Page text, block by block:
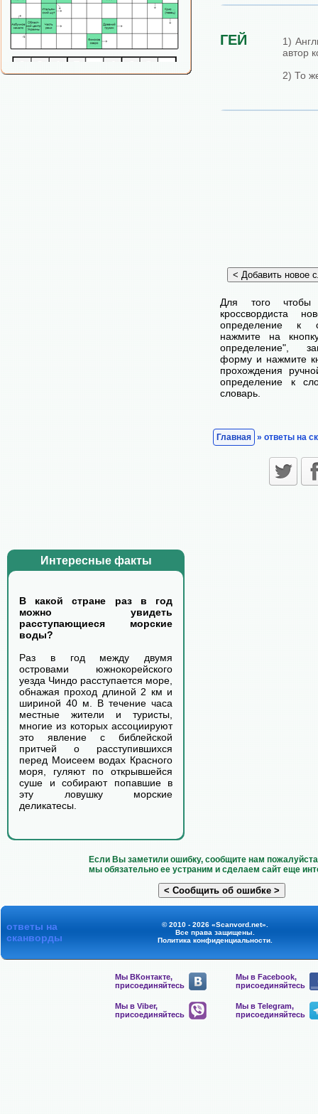
Интересные факты
В какой стране раз в год
можно увидеть
расступающиеся морские
воды?
Раз в год между двумя
островами южнокорейского
уезда Чиндо расступается море,
обнажая проход длиной 2 км и
шириной 40 м. В течение часа
местные жители и туристы,
многие из которых ассоциируют
это явление с библейской
притчей о расступившихся
перед Моисеем водах Красного
моря, гуляют по открывшейся
суше и собирают попавшие в
эту ловушку морские
деликатесы.
ГЕЙ
1)
автор
2) То
Для того чтобы
кроссвордиста
определение к
нажмите на
определение",
форму и нажмите
прохождения
определение к
словарь.
Главная » ответы на
Если Вы заметили ошибку, сообщите нам
мы обязательно ее устраним и сделаем сайт еще
ответы на
сканворды
© 2010 - 2026 «Scanvord.net».
Все права защищены.
Политика конфиденциальности.
Мы ВКонтакте,
присоединяйтесь
Мы в Facebook,
присоединяйтесь
Мы в Viber,
присоединяйтесь
Мы в Telegram,
присоединяйтесь